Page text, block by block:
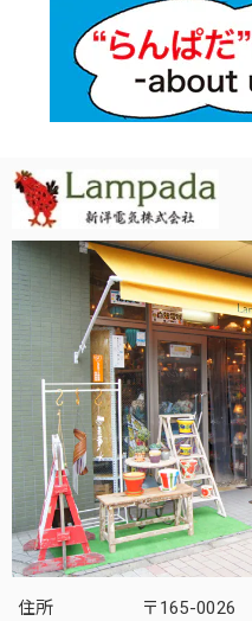
住所
〒165-0026